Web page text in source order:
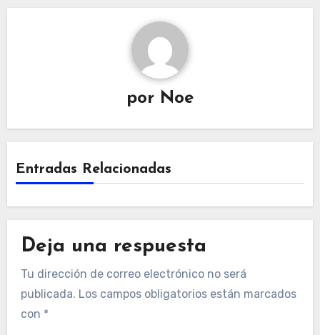
por Noe
Entradas Relacionadas
Deja una respuesta
Tu dirección de correo electrónico no será
publicada. Los campos obligatorios están marcados
con *